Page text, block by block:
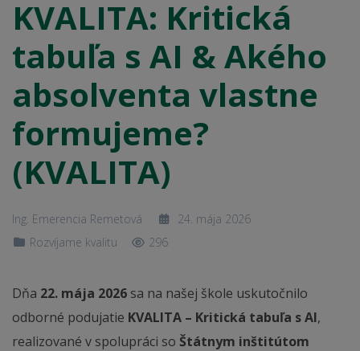
KVALITA: Kritická
tabuľa s AI & Akého
absolventa vlastne
formujeme?
(KVALITA)
Ing. Emerencia Remetová
24. mája 2026
Rozvíjame kvalitu
296
Dňa 22. mája 2026 sa na našej škole uskutočnilo
odborné podujatie KVALITA – Kritická tabuľa s AI,
realizované v spolupráci so Štátnym inštitútom